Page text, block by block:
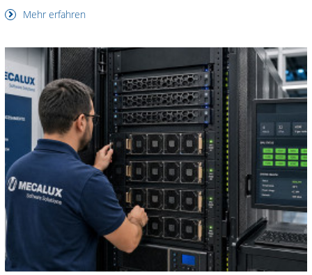
Mehr erfahren